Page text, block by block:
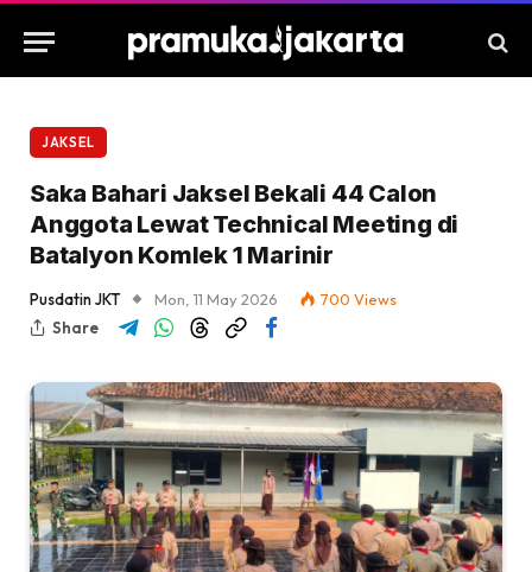
JAKSEL
Saka Bahari Jaksel Bekali 44 Calon
Anggota Lewat Technical Meeting di
Batalyon Komlek 1 Marinir
Pusdatin JKT Mon, 11 May 2026 700 Views
Share